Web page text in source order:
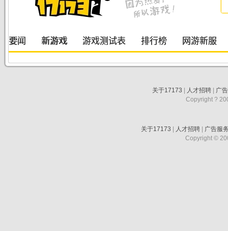
关于17173 人才招聘
广
Copyright ?
关于17173 人才招聘
广告服
Copyright ©